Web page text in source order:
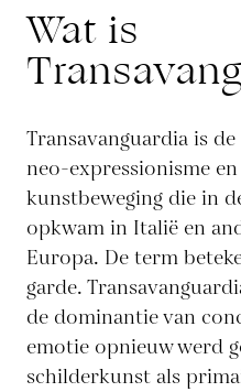
Wat is
Transavanguardia is
neo-expressionisme
kunstbeweging die in
opkwam in Italië en
Europa. De term
garde.
de dominantie van
emotie opnieuw werd
schilderkunst als